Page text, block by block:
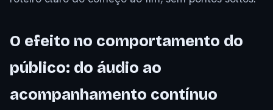
O efeito no comportamento do
público: do áudio ao
acompanhamento contínuo